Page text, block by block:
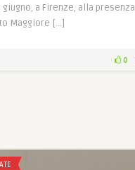
a Firenze, alla presenza
Maggiore […]
0